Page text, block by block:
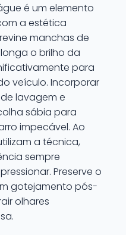
é um elemento
a estética
manchas de
o brilho da
para
veículo. Incorporar
lavagem e
sábia para
impecável. Ao
a técnica,
sempre
Preserve o
gotejamento pós-
olhares